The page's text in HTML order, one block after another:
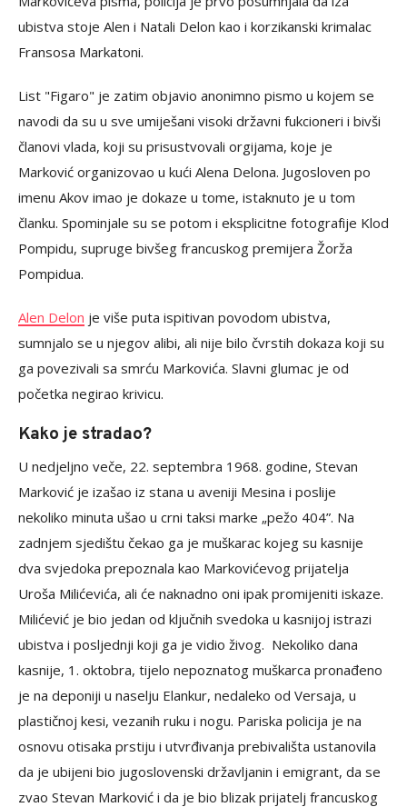
ubistva stoje Alen i Natali Delon kao i korzikanski krimalac
Fransosa Markatoni.
List "Figaro" je zatim objavio anonimno pismo u kojem se
navodi da su u sve umiješani visoki državni fukcioneri i bivši
članovi vlada, koji su prisustvovali orgijama, koje je
Marković organizovao u kući Alena Delona. Jugosloven po
imenu Akov imao je dokaze u tome, istaknuto je u tom
članku. Spominjale su se potom i eksplicitne fotografije Klod
Pompidu, supruge bivšeg francuskog premijera Žorža
Pompidua.
Alen Delon je više puta ispitivan povodom ubistva,
sumnjalo se u njegov alibi, ali nije bilo čvrstih dokaza koji su
ga povezivali sa smrću Markovića. Slavni glumac je od
početka negirao krivicu.
Kako je stradao?
U nedjeljno veče, 22. septembra 1968. godine, Stevan
Marković je izašao iz stana u aveniji Mesina i poslije
nekoliko minuta ušao u crni taksi marke „pežo 404”. Na
zadnjem sjedištu čekao ga je muškarac kojeg su kasnije
dva svjedoka prepoznala kao Markovićevog prijatelja
Uroša Milićevića, ali će naknadno oni ipak promijeniti iskaze.
Milićević je bio jedan od ključnih svedoka u kasnijoj istrazi
ubistva i posljednji koji ga je vidio živog. Nekoliko dana
kasnije, 1. oktobra, tijelo nepoznatog muškarca pronađeno
je na deponiji u naselju Elankur, nedaleko od Versaja, u
plastičnoj kesi, vezanih ruku i nogu. Pariska policija je na
osnovu otisaka prstiju i utvrđivanja prebivališta ustanovila
da je ubijeni bio jugoslovenski državljanin i emigrant, da se
zvao Stevan Marković i da je bio blizak prijatelj francuskog